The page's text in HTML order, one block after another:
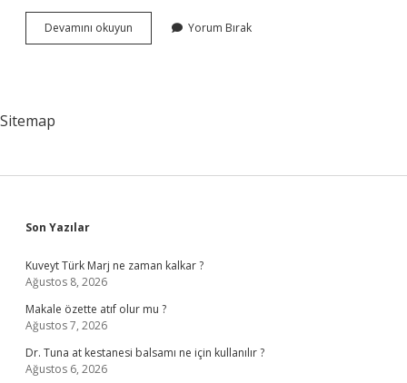
Devamını okuyun
Yazınca
Yorum Bırak
Sitemap
Sidebar
Son Yazılar
Kuveyt Türk Marj ne zaman kalkar ?
Ağustos 8, 2026
Makale özette atıf olur mu ?
Ağustos 7, 2026
Dr. Tuna at kestanesi balsamı ne için kullanılır ?
Ağustos 6, 2026